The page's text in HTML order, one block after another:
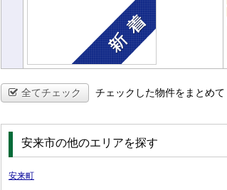
全てチェック チェックした物件をまとめて
安来市の他のエリアを探す
安来町